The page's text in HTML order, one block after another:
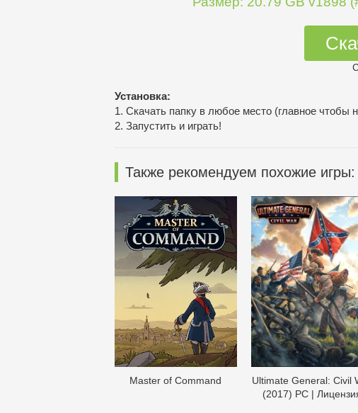
Установка:
1. Скачать папку в любое место (главное чтобы
2. Запустить и играть!
Также рекомендуем похожие игры:
Master of Command
Ultimate General: Civil
(2017) PC |